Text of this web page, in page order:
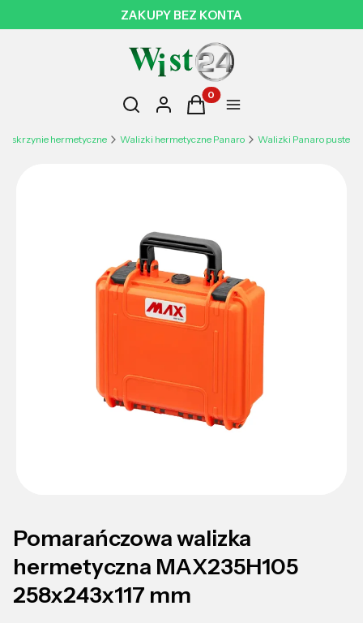
Otwórz wyszukiwarkę
Szukaj Zaloguj sięProdukty w koszyku: 0.
KoszykMenu
i skrzynie hermetyczne Walizki hermetyczne Panaro Walizki Panaro puste
Pomarańczowa walizka
hermetyczna MAX235H105
258x243x117 mm